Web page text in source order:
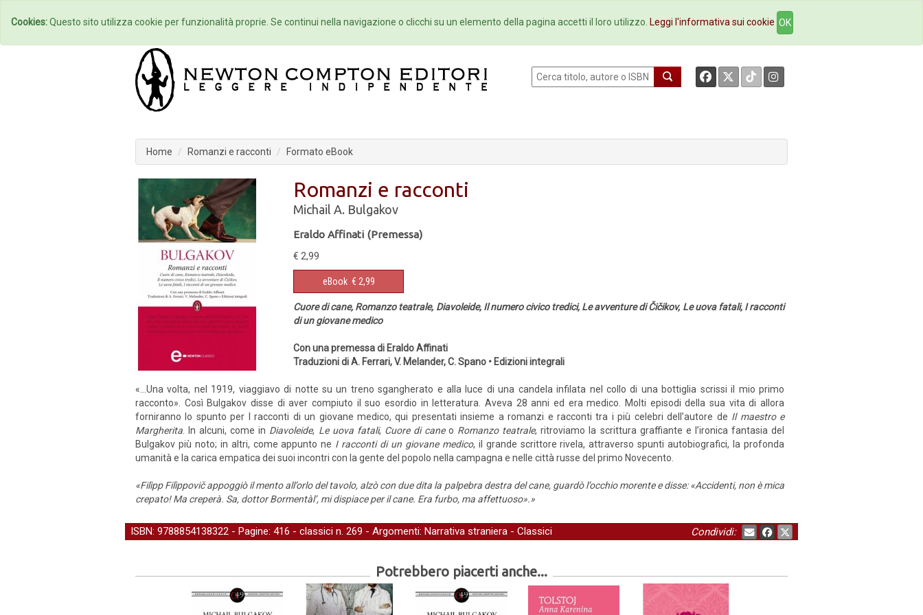
Home Autori Eventi Collane Newsletter Ebookstore Contatti
Home Romanzi e racconti Formato eBook
Romanzi e racconti
Michail A. Bulgakov
Eraldo Affinati (Premessa)
€ 2,99
eBook € 2,99
Cuore di cane, Romanzo teatrale, Diavoleide, Il numero civico tredici, Le avventure di Čičikov, Le uova fatali, I racconti
di un giovane medico
Con una premessa di Eraldo Affinati
Traduzioni di A. Ferrari, V. Melander, C. Spano • Edizioni integrali
«...Una volta, nel 1919, viaggiavo di notte su un treno sgangherato e alla luce di una candela infilata nel collo di una bottiglia scrissi il mio primo
racconto». Così Bulgakov disse di aver compiuto il suo esordio in letteratura. Aveva 28 anni ed era medico. Molti episodi della sua vita di allora
forniranno lo spunto per I racconti di un giovane medico, qui presentati insieme a romanzi e racconti tra i più celebri dell’autore de Il maestro e
Margherita . In alcuni, come in Diavoleide, Le uova fatali, Cuore di caneo Romanzo teatrale, ritroviamo la scrittura graffiante e l’ironica fantasia del
Bulgakov più noto; in altri, come appunto ne I racconti di un giovane medico, il grande scrittore rivela, attraverso spunti autobiografici, la profonda
umanità e la carica empatica dei suoi incontri con la gente del popolo nella campagna e nelle città russe del primo Novecento.
«Filìpp Filìppovič appoggiò il mento all’orlo del tavolo, alzò con due dita la palpebra destra del cane, guardò l’occhio morente e disse: «Accidenti, non è mica
crepato! Ma creperà. Sa, dottor Bormentàl’, mi dispiace per il cane. Era furbo, ma affettuoso».»
ISBN: 9788854138322 - Pagine: 416 - classici n. 269 - Argomenti: Narrativa straniera - Classici Condividi:
Potrebbero piacerti anche...
Cookies:Questo sito utilizza cookie per funzionalità proprie. Se continui nella navigazione o clicchi su un elemento della pagina accetti il loro utilizzo. Leggi l'informativa sui cookie OK